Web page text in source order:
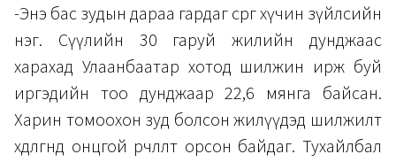
-Энэ бас зудын дараа гардаг сөрөг хүчин зүйлсийн
нэг. Сүүлийн 30 гаруй жилийн дунджаас
харахад Улаанбаатар хотод шилжин ирж буй
иргэдийн тоо дунджаар 22,6 мянга байсан.
Харин томоохон зуд болсон жилүүдэд шилжилт
хөдөлгөөнд онцгой өөрчлөлт орсон байдаг. Тухайлбал